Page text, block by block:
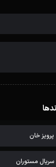
پرویز خان
سریال مستوران